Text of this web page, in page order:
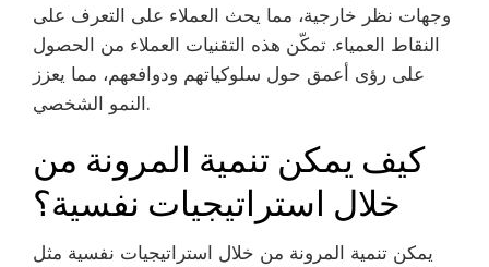
وجهات نظر خارجية، مما يحث العملاء على التعرف على
النقاط العمياء. تمكّن هذه التقنيات العملاء من الحصول
على رؤى أعمق حول سلوكياتهم ودوافعهم، مما يعزز
النمو الشخصي.
كيف يمكن تنمية المرونة من
خلال استراتيجيات نفسية؟
يمكن تنمية المرونة من خلال استراتيجيات نفسية مثل